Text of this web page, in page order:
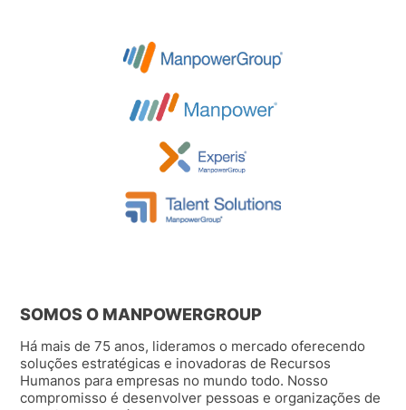
SOMOS O MANPOWERGROUP
Há mais de 75 anos, lideramos o mercado oferecendo
soluções estratégicas e inovadoras de Recursos
Humanos para empresas no mundo todo. Nosso
compromisso é desenvolver pessoas e organizações de